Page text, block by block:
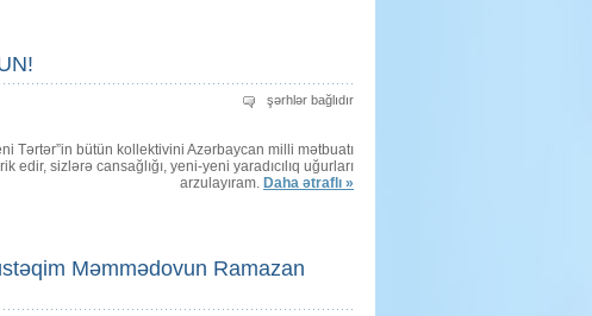
QƏLƏMİNİZ
İTİ,
OLSUN!
üçün
şərhlər bağlıdır
Tərtər”in bütün kollektivini Azərbaycan milli mətbuatı
sizlərə cansağlığı, yeni-yeni yaradıcılıq uğurları
arzulayıram. Daha ətraflı »
Məmmədovun Ramazan